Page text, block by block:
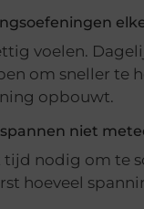
voelen.
om sneller te
opbouwt.
niet
tijd nodig om te
hoeveel